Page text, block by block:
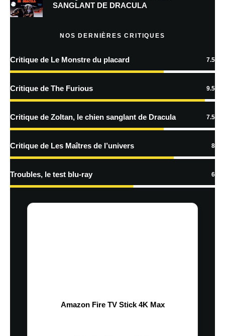
Prévenez-moi de tous les nouveaux articles par e-mail.
En savoir
traitées
SANGLANT DE DRACULA
NOS DERNIÈRES CRITIQUES
Critique de Le Monstre du placard 7.5
Critique de The Furious 9.5
Critique de Zoltan, le chien sanglant de Dracula 7.5
Critique de Les Maîtres de l’univers 8
Troubles, le test blu-ray 6
Amazon Fire TV Stick 4K Max